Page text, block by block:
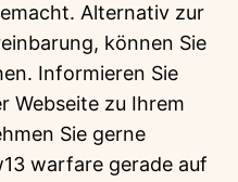
Alternativ zur
können Sie
Informieren Sie
Webseite zu Ihrem
Sie gerne
warfare gerade auf